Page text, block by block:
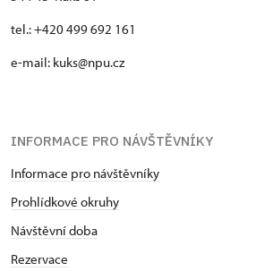
tel.: +420 499 692 161
e-mail: kuks@npu.cz
INFORMACE PRO NÁVŠTĚVNÍKY
Informace pro návštěvníky
Prohlídkové okruhy
Návštěvní doba
Rezervace